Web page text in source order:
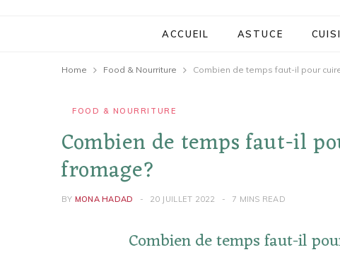
ACCUEIL ASTUCE
Home Food & Nourriture Combien de temps faut-il pour
FOOD & NOURRITURE
Combien de temps faut-il
fromage?
BY MONA HADAD 20 JUILLET 2022 7 MINS READ
Combien de temps faut-il